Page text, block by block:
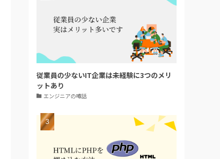
従業員の少ないIT企業は未経験に3つのメリ
ットあり
エンジニアの噂話